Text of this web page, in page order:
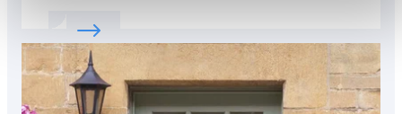
Read more about:
Featured
image